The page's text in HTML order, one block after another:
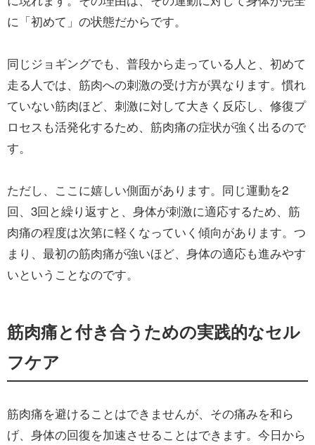
に「初めて」の状態だからです。
同じジョギングでも、普段から走っている人と、初めて
走る人では、筋肉への刺激の受け方が異なります。慣れ
ていない筋肉ほど、刺激に対して大きく反応し、修復プ
ロセスも活発化するため、筋肉痛の症状が強く出るので
す。
ただし、ここに嬉しい側面があります。同じ運動を2
回、3回と繰り返すと、身体が刺激に適応するため、筋
肉痛の程度は次第に軽くなっていく傾向があります。つ
まり、最初の筋肉痛が強いほど、身体の適応も進みやす
いということなのです。
筋肉痛と付き合うための実践的なセル
フケア
筋肉痛を避けることはできませんが、その痛みを和ら
げ、身体の回復を加速させることはできます。今日から